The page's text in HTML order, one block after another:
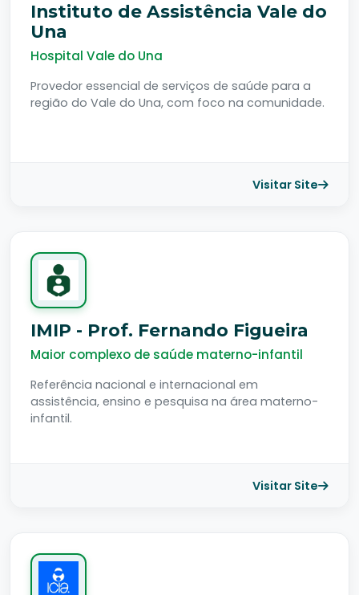
Instituto de Assistência Vale do
Una
Hospital Vale do Una
Provedor essencial de serviços de saúde para a
região do Vale do Una, com foco na comunidade.
Visitar Site
IMIP - Prof. Fernando Figueira
Maior complexo de saúde materno-infantil
Referência nacional e internacional em
assistência, ensino e pesquisa na área materno-
infantil.
Visitar Site